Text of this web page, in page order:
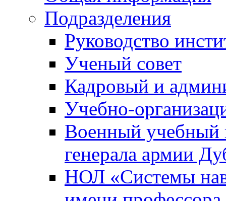
Подразделения
Руководство
Ученый совет
Кадровый и
Учебно-
Военный учебный
генерала армии
НОЛ «Системы